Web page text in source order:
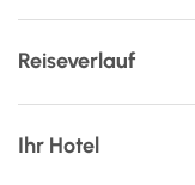
Reiseverlauf
Highlight voller
Ihr Hotel